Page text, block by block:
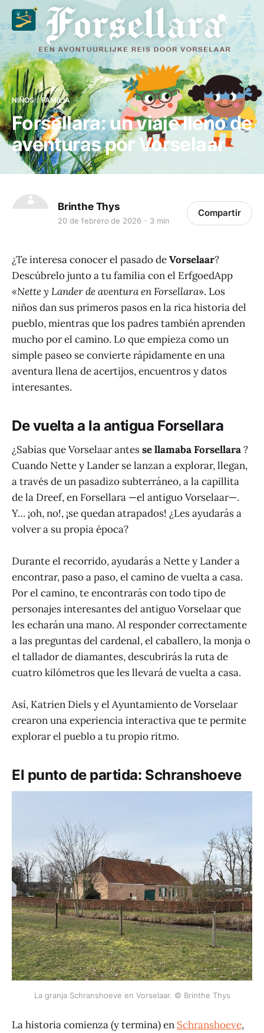
NIÑOS / FAMILIA
Forsellara: un viaje lleno de
aventuras por Vorselaar
Brinthe Thys
20 de febrero de 2026 3 min
Compartir
¿Te interesa conocer el pasado deVorselaar?
Descúbrelo junto a tu familia con el ErfgoedApp
«Nette y Lander de aventura en Forsellara». Los
niños dan sus primeros pasos en la rica historia del
pueblo, mientras que los padres también aprenden
mucho por el camino. Lo que empieza como un
simple paseo se convierte rápidamente en una
aventura llena de acertijos, encuentros y datos
interesantes.
De vuelta a la antigua Forsellara
¿Sabías que Vorselaar antesse llamaba Forsellara?
Cuando Nette y Lander se lanzan a explorar, llegan,
a través de un pasadizo subterráneo, a la capillita
de la Dreef, en Forsellara —el antiguo Vorselaar—.
Y… ¡oh, no!, ¡se quedan atrapados! ¿Les ayudarás a
volver a su propia época?
Durante el recorrido, ayudarás a Nette y Lander a
encontrar, paso a paso, el camino de vuelta a casa.
Por el camino, te encontrarás con todo tipo de
personajes interesantes del antiguo Vorselaar que
les echarán una mano. Al responder correctamente
a las preguntas del cardenal, el caballero, la monja o
el tallador de diamantes, descubrirás la ruta de
cuatro kilómetros que les llevará de vuelta a casa.
Así, Katrien Diels y el Ayuntamiento de Vorselaar
crearon una experiencia interactiva que te permite
explorar el pueblo a tu propio ritmo.
El punto de partida: Schranshoeve
La granja Schranshoeve en Vorselaar. © Brinthe Thys
La historia comienza (y termina) en Schranshoeve,